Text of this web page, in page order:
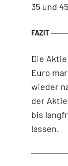
35 und
Die
Euro
wieder
der
bis
lassen.